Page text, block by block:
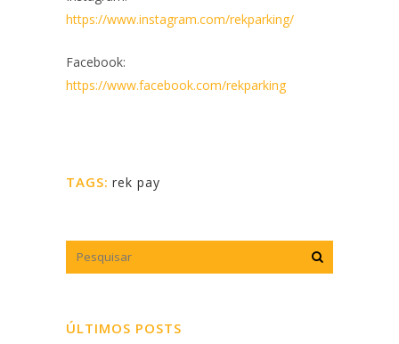
https://www.instagram.com/rekparking/
Facebook:
https://www.facebook.com/rekparking
TAGS: rek pay
ÚLTIMOS POSTS